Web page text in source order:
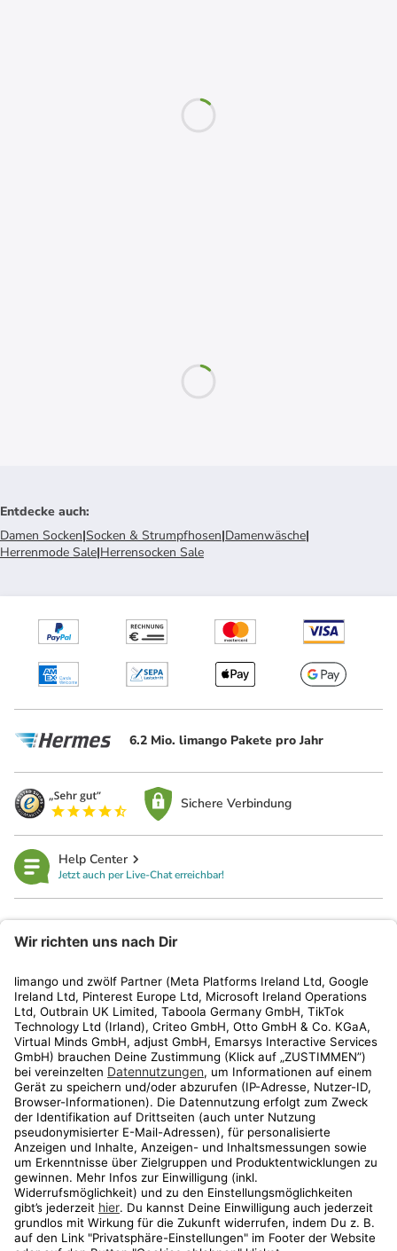
Entdecke auch:
Damen Socken|Socken & Strumpfhosen|Damenwäsche|
Herrenmode Sale|Herrensocken Sale
6.2 Mio. limango Pakete pro Jahr
Sichere Verbindung
Help Center
Jetzt auch per Live-Chat erreichbar!
Kundenservice
Shop
Aktionen
Travel